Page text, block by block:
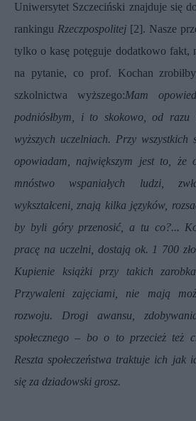
Uniwersytet Szczeciński znajduje się
rankingu Rzeczpospolitej [2]. Nasze
tylko o kasę potęguje dodatkowo fakt,
na pytanie, co prof. Kochan
szkolnictwa wyższego:Mam
podniósłbym, i to skokowo, od
wyższych uczelniach. Przy wszystkich
opowiadam, największym jest to, że
mnóstwo wspaniałych ludzi,
wykształceni, znają kilka języków,
by byli góry przenosić, a tu co?...
pracę na uczelni, dostają ok. 1 700
Kupienie książki przy takich
Przywaleni zajęciami, nie mają
rozwoju. Drogi awansu,
społecznego – bo o to przecież też
Reszta społeczeństwa traktuje ich jak
się za dziadowski grosz.